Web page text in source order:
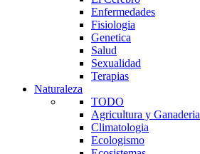
Enfermedades
Fisiologia
Genetica
Salud
Sexualidad
Terapias
Naturaleza
TODO
Agricultura y Ganaderia
Climatologia
Ecologismo